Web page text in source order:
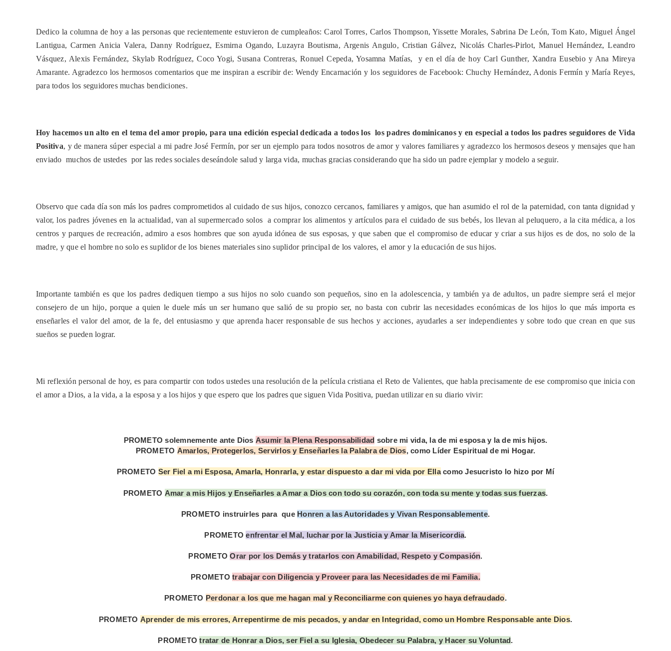
LOS
Dedico la columna de hoy a las personas que recientemente estuvieron de cumpleaños: Carol Torres, Carlos Thompson, Yissette Morales, Sabrina De León, Tom Kato, Miguel Ángel
Lantigua, Carmen Anicia Valera, Danny Rodríguez, Esmirna Ogando, Luzayra Boutisma, Argenis Angulo, Cristian Gálvez, Nicolás Charles-Pirlot, Manuel Hernández, Leandro
Vásquez, Alexis Fernández, Skylab Rodríguez, Coco Yogi, Susana Contreras, Ronuel Cepeda, Yosamna Matías, y en el día de hoy Carl Gunther, Xandra Eusebio y Ana Mireya
Amarante. Agradezco los hermosos comentarios que me inspiran a escribir de: Wendy Encarnación y los seguidores de Facebook: Chuchy Hernández, Adonis Fermín y María Reyes,
para todos los seguidores muchas bendiciones.
Hoy hacemos un alto en el tema del amor propio, para una edición especial dedicada a todos los los padres dominicanos y en especial a todos los padres seguidores de Vida
Positiva, y de manera súper especial a mi padre José Fermín, por ser un ejemplo para todos nosotros de amor y valores familiares y agradezco los hermosos deseos y mensajes que han
enviado muchos de ustedes por las redes sociales deseándole salud y larga vida, muchas gracias considerando que ha sido un padre ejemplar y modelo a seguir.
Observo que cada día son más los padres comprometidos al cuidado de sus hijos, conozco cercanos, familiares y amigos, que han asumido el rol de la paternidad, con tanta dignidad y
valor, los padres jóvenes en la actualidad, van al supermercado solos a comprar los alimentos y artículos para el cuidado de sus bebés, los llevan al peluquero, a la cita médica, a los
centros y parques de recreación, admiro a esos hombres que son ayuda idónea de sus esposas, y que saben que el compromiso de educar y criar a sus hijos es de dos, no solo de la
madre, y que el hombre no solo es suplidor de los bienes materiales sino suplidor principal de los valores, el amor y la educación de sus hijos.
Importante también es que los padres dediquen tiempo a sus hijos no solo cuando son pequeños, sino en la adolescencia, y también ya de adultos, un padre siempre será el mejor
consejero de un hijo, porque a quien le duele más un ser humano que salió de su propio ser, no basta con cubrir las necesidades económicas de los hijos lo que más importa es
enseñarles el valor del amor, de la fe, del entusiasmo y que aprenda hacer responsable de sus hechos y acciones, ayudarles a ser independientes y sobre todo que crean en que sus
sueños se pueden lograr.
Mi reflexión personal de hoy, es para compartir con todos ustedes una resolución de la película cristiana el Reto de Valientes, que habla precisamente de ese compromiso que inicia con
el amor a Dios, a la vida, a la esposa y a los hijos y que espero que los padres que siguen Vida Positiva, puedan utilizar en su diario vivir:
PROMETO solemnemente ante Dios Asumir la Plena Responsabilidad sobre mi vida, la de mi esposa y la de mis hijos.
PROMETO Amarlos, Protegerlos, Servirlos y Enseñarles la Palabra de Dios, como Líder Espiritual de mi Hogar.
PROMETO Ser Fiel a mi Esposa, Amarla, Honrarla, y estar dispuesto a dar mi vida por Ella como Jesucristo lo hizo por Mí
PROMETO Amar a mis Hijos y Enseñarles a Amar a Dios con todo su corazón, con toda su mente y todas sus fuerzas.
PROMETO instruirles paraque Honren a las Autoridades y Vivan Responsablemente.
PROMETO enfrentar el Mal, luchar por la Justicia y Amar la Misericordia.
PROMETO Orar por los Demás y tratarlos con Amabilidad, Respeto y Compasión.
PROMETO trabajar con Diligencia y Proveer para las Necesidades de mi Familia.
PROMETO Perdonar a los que me hagan mal y Reconciliarme con quienes yo haya defraudado.
PROMETO Aprender de mis errores, Arrepentirme de mis pecados, y andar en Integridad, como un Hombre Responsable ante Dios.
PROMETO tratar de Honrar a Dios, ser Fiel a su Iglesia, Obedecer su Palabra, y Hacer su Voluntad.